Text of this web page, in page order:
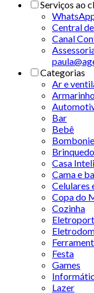
Serviços ao
Central
Canal
Categorias
Ar e
Bar
Bebê
Casa
Cama e
Celulares
Copa do
Cozinha
Festa
Games
Lazer